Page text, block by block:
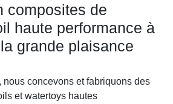
composites de
haute performance à
grande plaisance
nous concevons et fabriquons des
et watertoys hautes